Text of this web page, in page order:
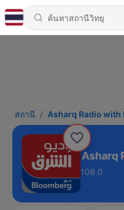
สถานี Asharq Radio with
Asharq
108.0